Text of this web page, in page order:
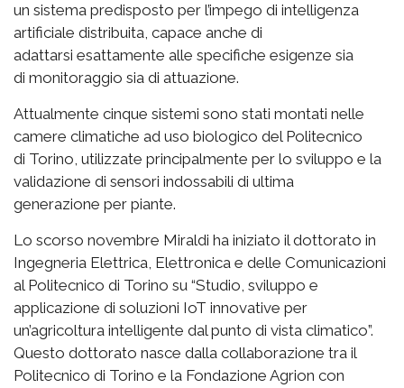
un sistema predisposto per l’impego di intelligenza
artificiale distribuita, capace anche di
adattarsi esattamente alle specifiche esigenze sia
di monitoraggio sia di attuazione.
Attualmente cinque sistemi sono stati montati nelle
camere climatiche ad uso biologico del Politecnico
di Torino, utilizzate principalmente per lo sviluppo e la
validazione di sensori indossabili di ultima
generazione per piante.
Lo scorso novembre Miraldi ha iniziato il dottorato in
Ingegneria Elettrica, Elettronica e delle Comunicazioni
al Politecnico di Torino su “Studio, sviluppo e
applicazione di soluzioni IoT innovative per
un’agricoltura intelligente dal punto di vista climatico”.
Questo dottorato nasce dalla collaborazione tra il
Politecnico di Torino e la Fondazione Agrion con